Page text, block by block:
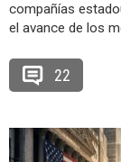
compañías
el avance de los
22